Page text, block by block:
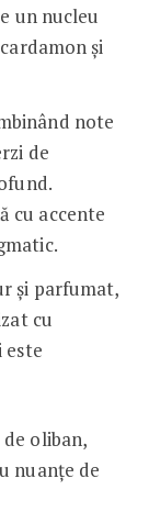
un nucleu
și
note
de
cu accente
și parfumat,
cu
oliban,
nuanțe de